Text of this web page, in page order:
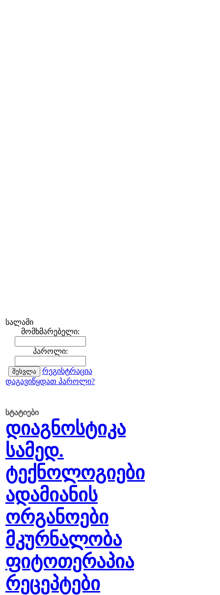
სალამი
მომხმარებელი:
პაროლი:
რეგისტრაცია
დაგავიწყდათ პაროლი?
სტატიები
დიაგნოსტიკა
სამედ.
ტექნოლოგიები
ადამიანის
ორგანოები
მკურნალობა
ფიტოთერაპია
რეცეპტები